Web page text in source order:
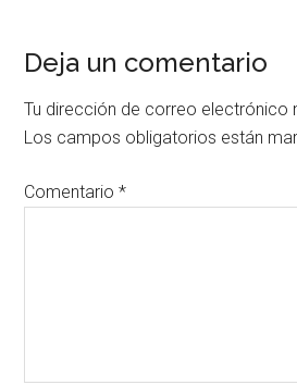
Deja un comentario
Tu dirección de correo electrónico
Los campos obligatorios están
Comentario*